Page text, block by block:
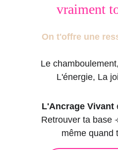
vraiment
On t'offre une
Le
L'énergie, La
L'Ancrage Vivant
Retrouver ta base
même quand